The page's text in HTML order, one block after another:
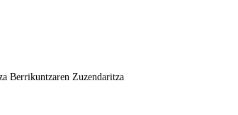
Berrikuntzaren Zuzendaritza